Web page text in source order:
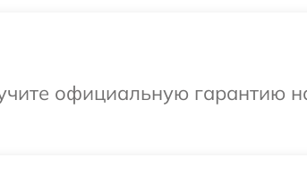
официальную гарантию